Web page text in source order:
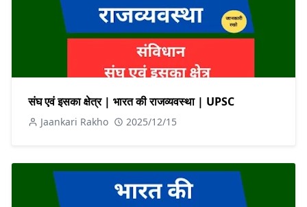
संघ एवं इसका क्षेत्र | भारत की राजव्यवस्था | UPSC
Jaankari Rakho 2025/12/15